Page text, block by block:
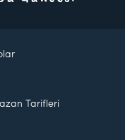
Tarifleri